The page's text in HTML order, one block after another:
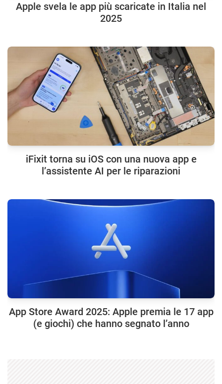
Apple svela le app più scaricate in Italia nel
2025
iFixit torna su iOS con una nuova app e
l’assistente AI per le riparazioni
App Store Award 2025: Apple premia le 17 app
(e giochi) che hanno segnato l’anno